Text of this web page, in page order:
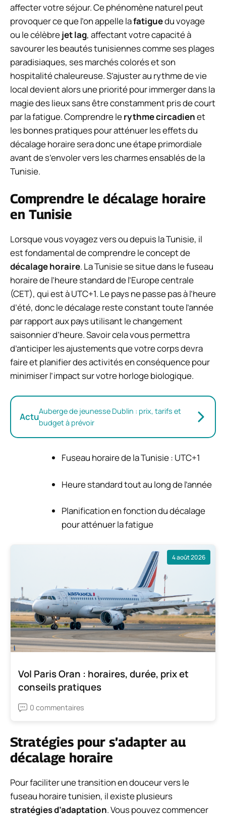
affecter votre séjour. Ce phénomène naturel peut
provoquer ce que l’on appelle lafatiguedu voyage
ou le célèbrejet lag, affectant votre capacité à
savourer les beautés tunisiennes comme ses plages
paradisiaques, ses marchés colorés et son
hospitalité chaleureuse. S’ajuster au rythme de vie
local devient alors une priorité pour immerger dans la
magie des lieux sans être constamment pris de court
par la fatigue. Comprendre lerythme circadienet
les bonnes pratiques pour atténuer les effets du
décalage horaire sera donc une étape primordiale
avant de s’envoler vers les charmes ensablés de la
Tunisie.
Comprendre le décalage horaire
en Tunisie
Lorsque vous voyagez vers ou depuis la Tunisie, il
est fondamental de comprendre le concept de
décalage horaire. La Tunisie se situe dans le fuseau
horaire de l’heure standard de l’Europe centrale
(CET), qui est à UTC+1. Le pays ne passe pas à l’heure
d’été, donc le décalage reste constant toute l’année
par rapport aux pays utilisant le changement
saisonnier d’heure. Savoir cela vous permettra
d’anticiper les ajustements que votre corps devra
faire et planifier des activités en conséquence pour
minimiser l’impact sur votre horloge biologique.
ActuAuberge de jeunesse Dublin : prix, tarifs et
budget à prévoir
Fuseau horaire de la Tunisie : UTC+1
Heure standard tout au long de l’année
Planification en fonction du décalage
pour atténuer la fatigue
4 août 2026
Vol Paris Oran : horaires, durée, prix et
conseils pratiques
0 commentaires
Stratégies pour s’adapter au
décalage horaire
Pour faciliter une transition en douceur vers le
fuseau horaire tunisien, il existe plusieurs
stratégies d’adaptation. Vous pouvez commencer